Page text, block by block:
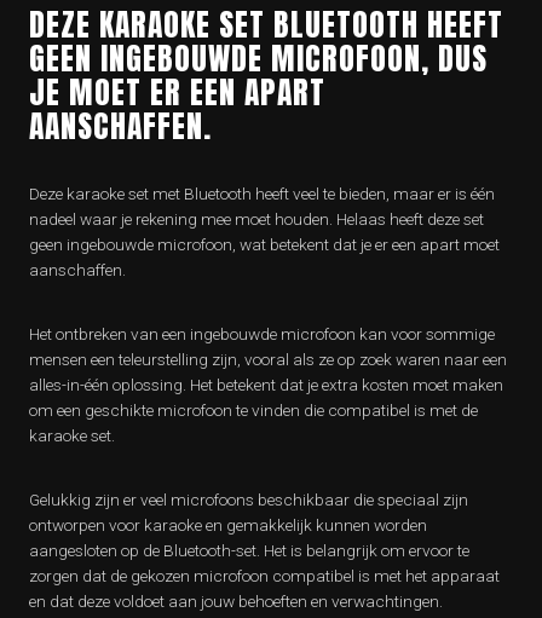
DEZE KARAOKE SET BLUETOOTH HEEFT
GEEN INGEBOUWDE MICROFOON, DUS
JE MOET ER EEN APART
AANSCHAFFEN.
Deze karaoke set met Bluetooth heeft veel te bieden, maar er is één
nadeel waar je rekening mee moet houden. Helaas heeft deze set
geen ingebouwde microfoon, wat betekent dat je er een apart moet
aanschaffen.
Het ontbreken van een ingebouwde microfoon kan voor sommige
mensen een teleurstelling zijn, vooral als ze op zoek waren naar een
alles-in-één oplossing. Het betekent dat je extra kosten moet maken
om een geschikte microfoon te vinden die compatibel is met de
karaoke set.
Gelukkig zijn er veel microfoons beschikbaar die speciaal zijn
ontworpen voor karaoke en gemakkelijk kunnen worden
aangesloten op de Bluetooth-set. Het is belangrijk om ervoor te
zorgen dat de gekozen microfoon compatibel is met het apparaat
en dat deze voldoet aan jouw behoeften en verwachtingen.